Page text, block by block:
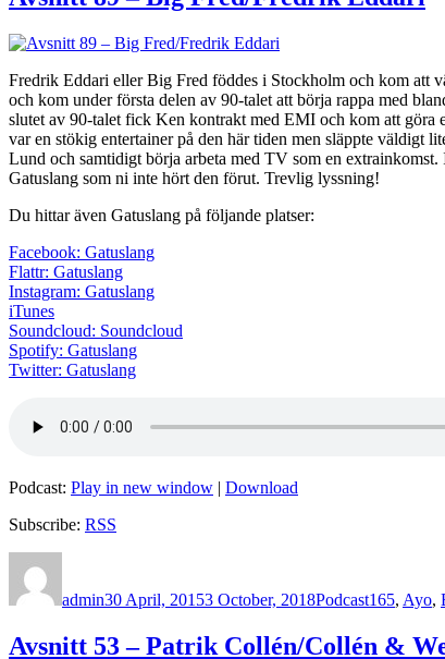
Fredrik Eddari eller Big Fred föddes i Stockholm och kom att
och kom under första delen av 90-talet att börja rappa med
slutet av 90-talet fick Ken kontrakt med EMI och kom att göra
var en stökig entertainer på den här tiden men släppte väldigt
Lund och samtidigt börja arbeta med TV som en
Gatuslang som ni inte hört den förut. Trevlig lyssning!
Du hittar även Gatuslang på följande platser:
Facebook: Gatuslang
Flattr: Gatuslang
Instagram: Gatuslang
iTunes
Soundcloud: Soundcloud
Spotify: Gatuslang
Twitter: Gatuslang
Podcast: Play in new window | Download
Subscribe: RSS
admin30 April, 20153 October, 2018Podcast165, Ayo,
Avsnitt 53 – Patrik Collén/Collén &